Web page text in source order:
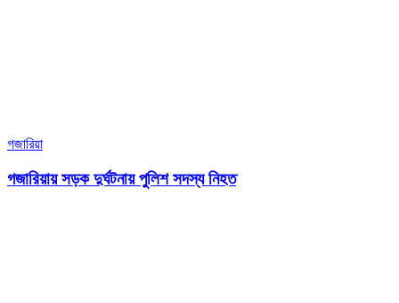
গজারিয়া
গজারিয়ায় সড়ক দুর্ঘটনায় পুলিশ সদস্য নিহত